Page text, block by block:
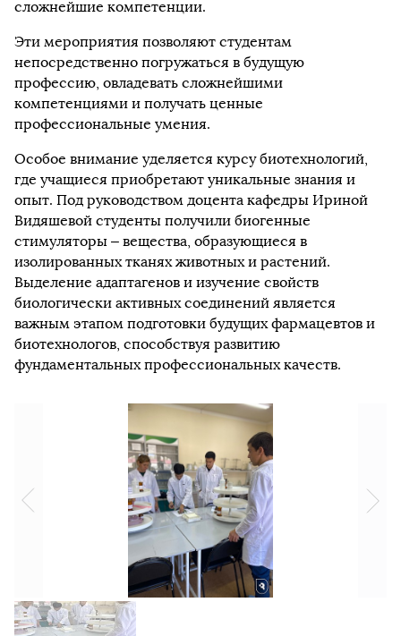
сложнейшие компетенции.
Эти мероприятия позволяют студентам
непосредственно погружаться в будущую
профессию, овладевать сложнейшими
компетенциями и получать ценные
профессиональные умения.
Особое внимание уделяется курсу биотехнологий,
где учащиеся приобретают уникальные знания и
опыт. Под руководством доцента кафедры Ириной
Видяшевой студенты получили биогенные
стимуляторы – вещества, образующиеся в
изолированных тканях животных и растений.
Выделение адаптагенов и изучение свойств
биологически активных соединений является
важным этапом подготовки будущих фармацевтов и
биотехнологов, способствуя развитию
фундаментальных профессиональных качеств.